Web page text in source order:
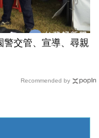
交管、宣導、尋親
Recommended by